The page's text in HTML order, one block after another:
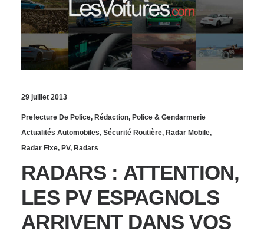
29 juillet 2013
Prefecture De Police, Rédaction, Police & Gendarmerie
Actualités Automobiles, Sécurité Routière, Radar Mobile,
Radar Fixe, PV, Radars
RADARS : ATTENTION,
LES PV ESPAGNOLS
ARRIVENT DANS VOS